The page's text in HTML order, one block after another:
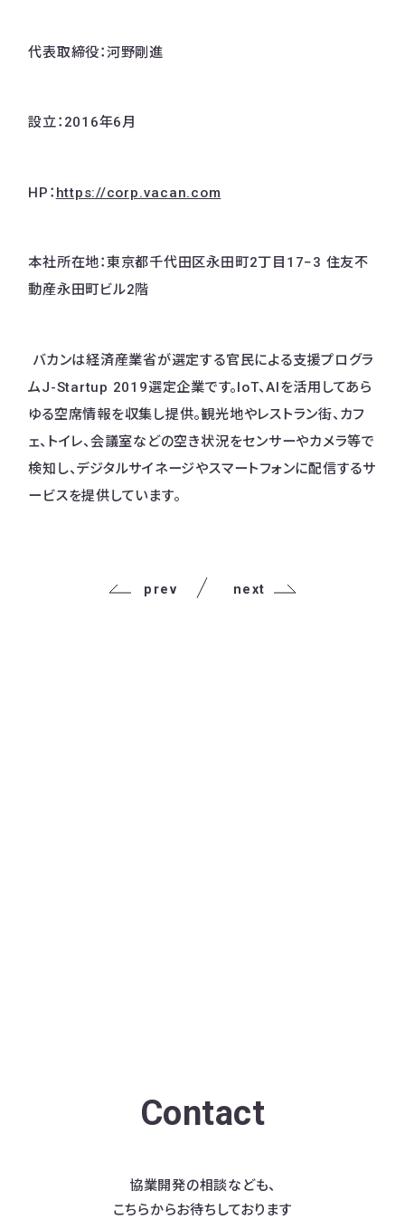
代表取締役：河野剛進
設立：2016年6月
HP： https://corp.vacan.com
本社所在地：東京都千代田区永田町2丁目17−3 住友不
動産永田町ビル2階
バカンは経済産業省が選定する官民による支援プログラ
ムJ-Startup 2019選定企業です。IoT、AIを活用してあら
ゆる空席情報を収集し提供。観光地やレストラン街、カフ
ェ、トイレ、会議室などの空き状況をセンサーやカメラ等で
検知し、デジタルサイネージやスマートフォンに配信するサ
ービスを提供しています。
prev next
Contact
協業開発の相談なども、
こちらからお待ちしております